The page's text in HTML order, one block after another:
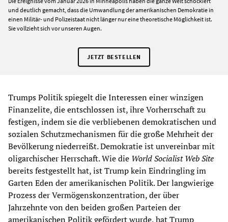
und deutlich gemacht, dass die Umwandlung der amerikanischen Demokratie in
einen Militär- und Polizeistaat nicht länger nur eine theoretische Möglichkeit ist.
Sie vollzieht sich vor unseren Augen.
JETZT BESTELLEN
Trumps Politik spiegelt die Interessen einer winzigen
Finanzelite, die entschlossen ist, ihre Vorherrschaft zu
festigen, indem sie die verbliebenen demokratischen und
sozialen Schutzmechanismen für die große Mehrheit der
Bevölkerung niederreißt. Demokratie ist unvereinbar mit
oligarchischer Herrschaft. Wie die World Socialist Web Site
bereits festgestellt hat, ist Trump kein Eindringling im
Garten Eden der amerikanischen Politik. Der langwierige
Prozess der Vermögenskonzentration, der über
Jahrzehnte von den beiden großen Parteien der
amerikanischen Politik gefördert wurde, hat Trump